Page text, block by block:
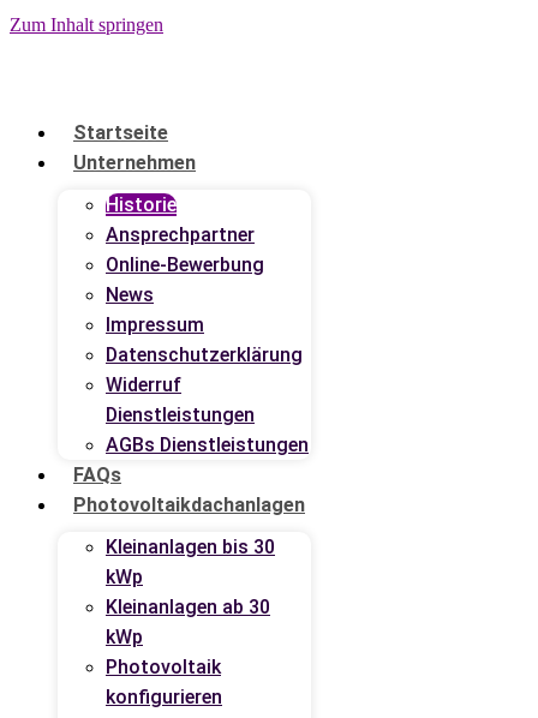
Zum Inhalt springen
Startseite
Unternehmen
Historie
Ansprechpartner
Online-Bewerbung
News
Impressum
Datenschutzerklärung
Widerruf
Dienstleistungen
AGBs Dienstleistungen
FAQs
Photovoltaikdachanlagen
Kleinanlagen bis 30
kWp
Kleinanlagen ab 30
kWp
Photovoltaik
konfigurieren